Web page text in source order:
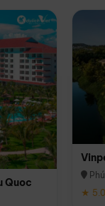
Quoc
★ 5.0